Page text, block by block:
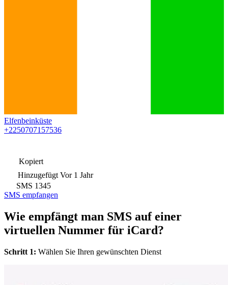
Elfenbeinküste
+2250707157536
Kopiert
Hinzugefügt Vor 1 Jahr
SMS 1345
SMS empfangen
Wie empfängt man SMS auf einer
virtuellen Nummer für iCard?
Schritt 1: Wählen Sie Ihren gewünschten Dienst